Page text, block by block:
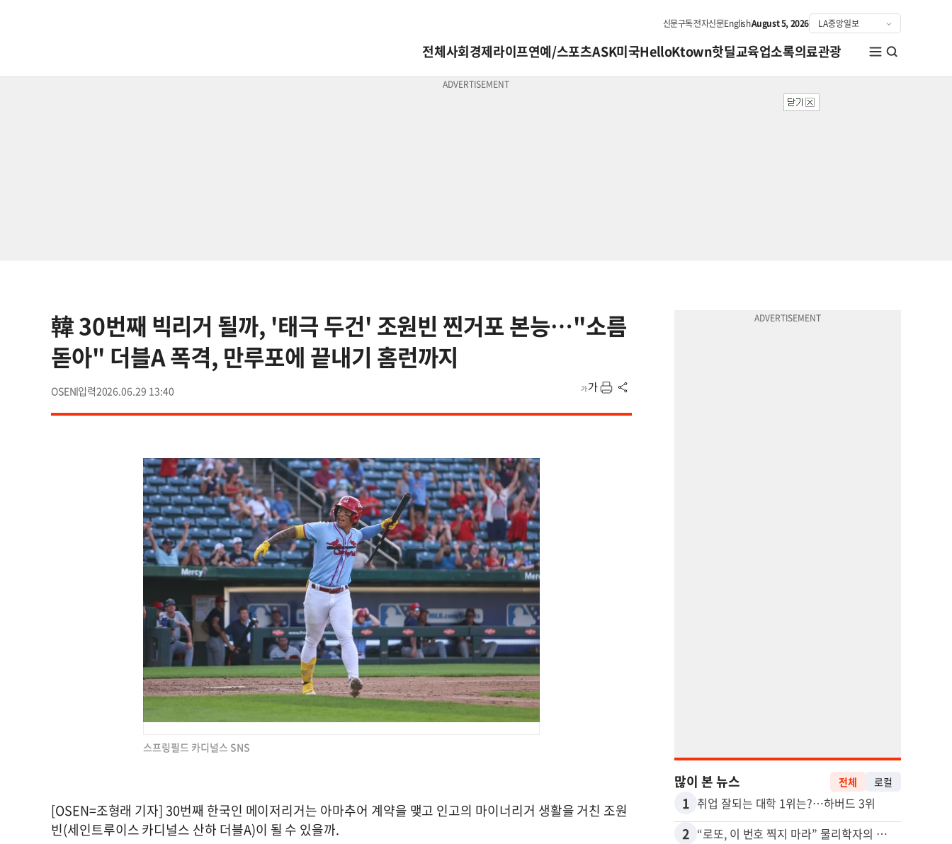
신문구독전자신문EnglishAugust 5, 2026
전체사회경제라이프연예/스포츠ASK미국HelloKtown핫딜교육업소록의료관광
韓 30번째 빅리거 될까, '태극 두건' 조원빈 찐거포 본능…"소름
돋아" 더블A 폭격, 만루포에 끝내기 홈런까지
OSEN 2026.06.29 13:40
스프링필드 카디널스 SNS
[OSEN=조형래 기자] 30번째 한국인 메이저리거는 아마추어 계약을 맺고 인고의 마이너리거 생활을 거친 조원
빈(세인트루이스 카디널스 산하 더블A)이 될 수 있을까.
많이 본 뉴스 전체 로컬
1 취업 잘되는 대학 1위는?…하버드 3위
2 “로또, 이 번호 찍지 마라” 물리학자의 당첨금 높이는 비밀